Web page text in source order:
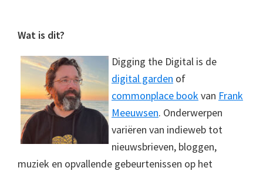
Footer
Wat is dit?
Digging the Digital is de
digital garden of
commonplace bookvan Frank
Meeuwsen. Onderwerpen
variëren van indieweb tot
nieuwsbrieven, bloggen,
muziek en opvallende gebeurtenissen op het